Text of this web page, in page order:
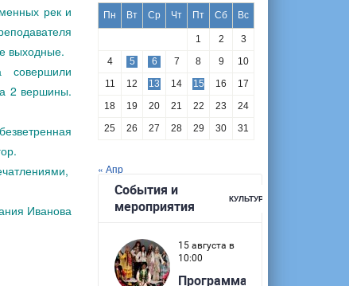
рек и
выходные.
совершили
2 вершины.
Иванова
Пн
Вт Ср Чт Пт Сб Вс
1 2
3
4
5 6 7 8 9
10
11
12 13 14 15 16
17
18
19 20 21 22 23
24
25
26 27 28 29 30 31
« Апр